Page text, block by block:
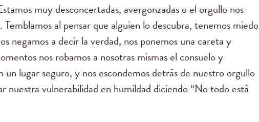
muy desconcertadas, avergonzadas o el orgullo nos
al pensar que alguien lo descubra, tenemos miedo
negamos a decir la verdad, nos ponemos una careta y
nos robamos a nosotras mismas el consuelo y
lugar seguro, y nos escondemos detrás de nuestro orgullo
nuestra vulnerabilidad en humildad diciendo “No todo está